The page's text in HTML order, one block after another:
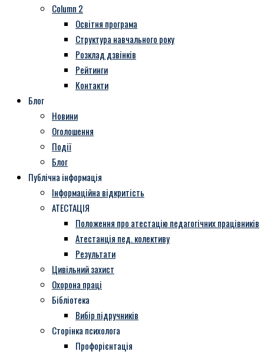
Column 2
Освітня програма
Структура навчального року
Розклад дзвінків
Рейтинги
Контакти
Блог
Новини
Оголошення
Події
Блог
Публічна інформація
Інформаційна відкритість
АТЕСТАЦІЯ
Положення про атестацію педагогічних працівників
Атестанція пед. колективу
Результати
Цивільний захист
Охорона праці
Бібліотека
Вибір підручників
Сторінка психолога
Профорієнтація